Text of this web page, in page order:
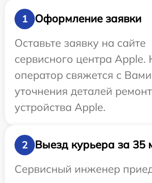
1
Оформление заявки
Оставьте заявку на сайте
сервисного центра
оператор свяжется с
уточнения деталей
устройства Apple.
2
Выезд курьера за 35
Сервисный инженер